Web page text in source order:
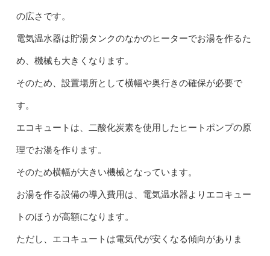
の広さです。
電気温水器は貯湯タンクのなかのヒーターでお湯を作るた
め、機械も大きくなります。
そのため、設置場所として横幅や奥行きの確保が必要で
す。
エコキュートは、二酸化炭素を使用したヒートポンプの原
理でお湯を作ります。
そのため横幅が大きい機械となっています。
お湯を作る設備の導入費用は、電気温水器よりエコキュー
トのほうが高額になります。
ただし、エコキュートは電気代が安くなる傾向がありま